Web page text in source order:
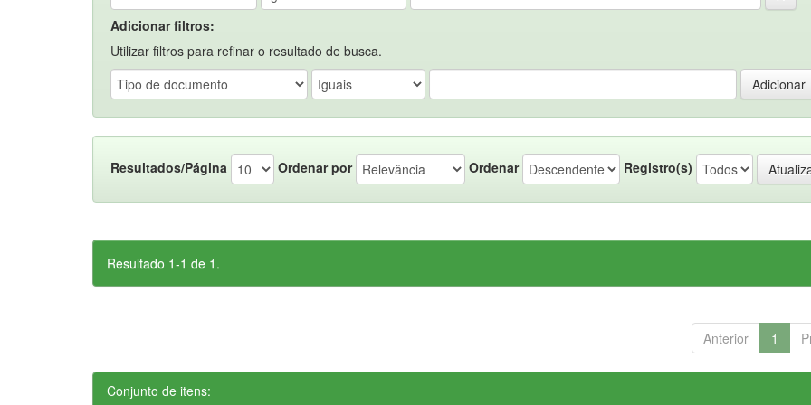
Adicionar filtros:
Utilizar filtros para refinar o resultado de busca.
Resultados/Página Ordenar por Ordenar Registro(s)
Resultado 1-1 de 1.
Anterior 1
Conjunto de itens: